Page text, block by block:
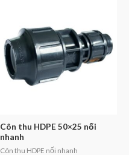
Côn thu HDPE 50×25 nối
nhanh
Côn thu HDPE nối nhanh